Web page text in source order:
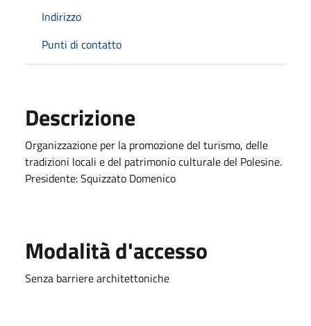
Indirizzo
Punti di contatto
Descrizione
Organizzazione per la promozione del turismo, delle
tradizioni locali e del patrimonio culturale del Polesine.
Presidente: Squizzato Domenico
Modalità d'accesso
Senza barriere architettoniche